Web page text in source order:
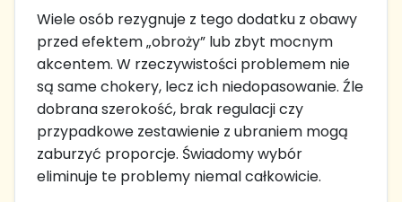
Wiele osób rezygnuje z tego dodatku z obawy
przed efektem „obroży” lub zbyt mocnym
akcentem. W rzeczywistości problemem nie
są same chokery, lecz ich niedopasowanie. Źle
dobrana szerokość, brak regulacji czy
przypadkowe zestawienie z ubraniem mogą
zaburzyć proporcje. Świadomy wybór
eliminuje te problemy niemal całkowicie.